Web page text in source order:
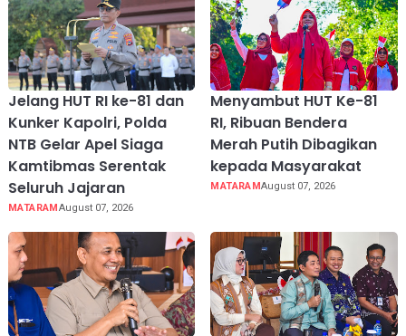
Jelang HUT RI ke-81 dan
Kunker Kapolri, Polda
NTB Gelar Apel Siaga
Kamtibmas Serentak
Seluruh Jajaran
MATARAM August 07, 2026
Menyambut HUT Ke-81
RI, Ribuan Bendera
Merah Putih Dibagikan
kepada Masyarakat
MATARAMAugust 07, 2026